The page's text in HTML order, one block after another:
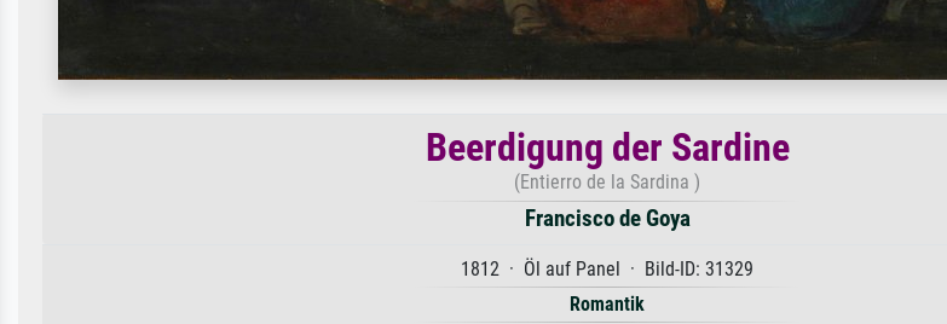
Beerdigung der Sardine
(Entierro de la Sardina )
Francisco de Goya
1812 · Öl auf Panel · Bild-ID: 31329
Romantik